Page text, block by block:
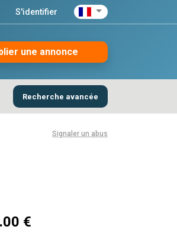
S'identifier
une annonce
Recherche avancée
Signaler un abus
€